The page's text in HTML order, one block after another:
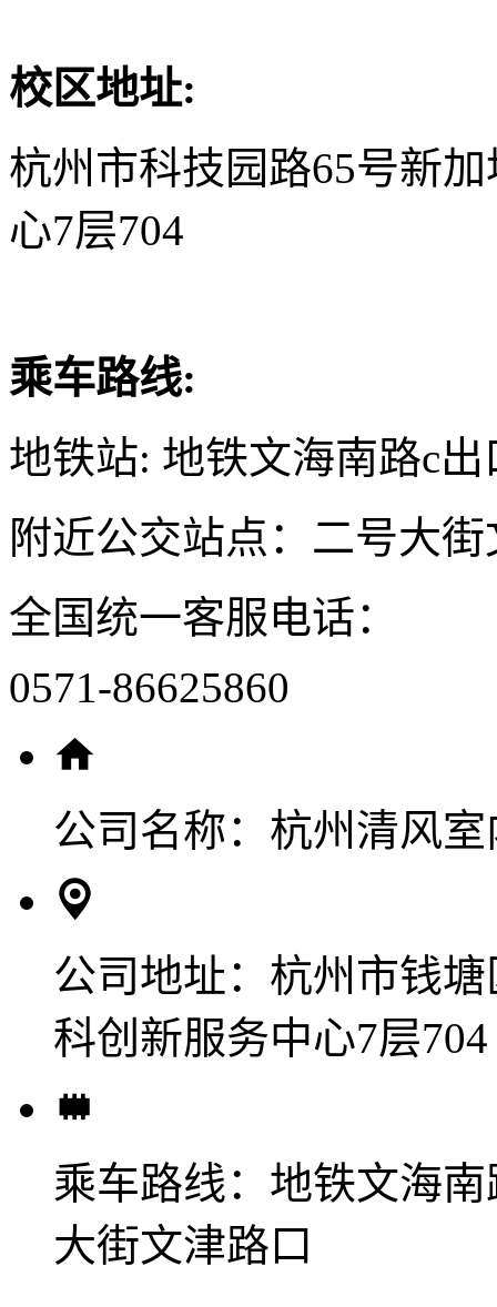
校区地址:
杭州市科技园路65号新
心7层704
乘车路线:
地铁站: 地铁文海南路c出
附近公交站点：二号大
全国统一客服电话：
0571-86625860
公司名称： 杭州清风
公司地址： 杭州市钱
科创新服务中心7层704
乘车路线： 地铁文海
大街文津路口